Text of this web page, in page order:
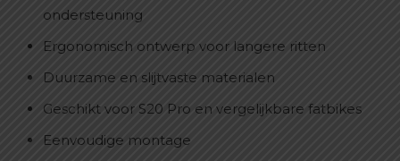
ondersteuning
Ergonomisch ontwerp voor langere ritten
Duurzame en slijtvaste materialen
Geschikt voor S20 Pro en vergelijkbare fatbikes
Eenvoudige montage